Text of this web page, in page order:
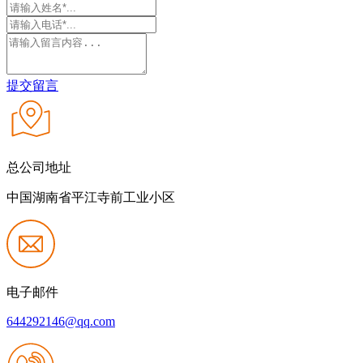
提交留言
总公司地址
中国湖南省平江寺前工业小区
电子邮件
644292146@qq.com